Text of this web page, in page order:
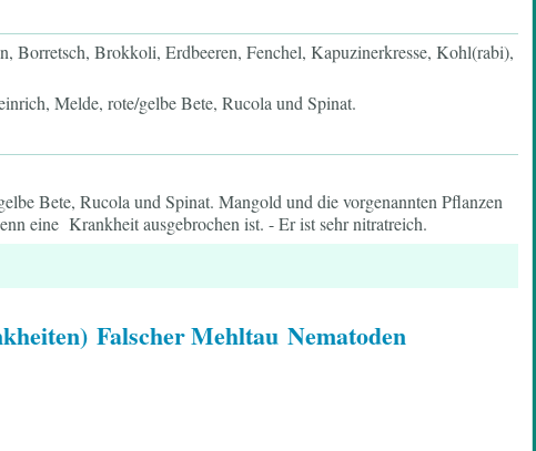
Brokkoli, Erdbeeren, Fenchel, Kapuzinerkresse, Kohl(rabi),
Melde, rote/gelbe Bete, Rucola und Spinat.
Bete, Rucola und Spinat. Mangold und die vorgenannten Pflanzen
eine Krankheit ausgebrochen ist. - Er ist sehr nitratreich.
Falscher Mehltau Nematoden